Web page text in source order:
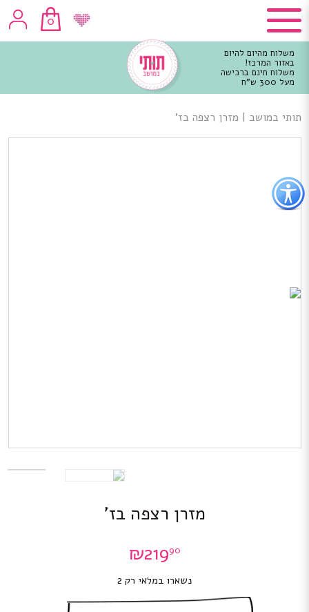
כפתור
לפתיחת
תפריט
נגישות
0
משלוח מהיום להיום
באזור המרכז!
משלוח חינם ברכישה
מעל 300 ש"ח
מרכזי
תותי במושב | מזרן רצפה בז’
מזרן רצפה בז’
₪21990
נשארו במלאי רק 2